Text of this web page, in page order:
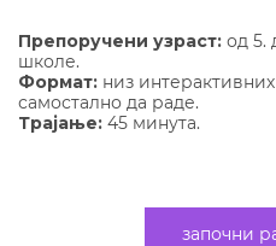
Препоручени узраст: од 5.
школе.
Формат: низ
самостално да раде.
Трајање: 45 минута.
метроном или велики
су то осцилације и
започни